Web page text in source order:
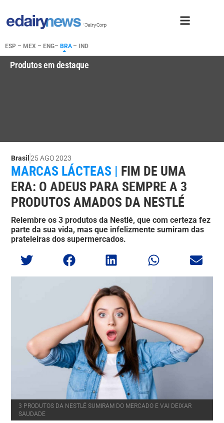
ESP – MEX – ENG– BRA– IND
Produtos em destaque
Brasil 25 AGO 2023
MARCAS LÁCTEAS | FIM DE UMA
ERA: O ADEUS PARA SEMPRE A 3
PRODUTOS AMADOS DA NESTLÉ
Relembre os 3 produtos da Nestlé, que com certeza fez
parte da sua vida, mas que infelizmente sumiram das
prateleiras dos supermercados.
3 PRODUTOS DA NESTLÉ SUMIRAM DO MERCADO E VAI DEIXAR
SAUDADE